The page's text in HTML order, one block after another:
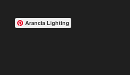
Arancia Lighting